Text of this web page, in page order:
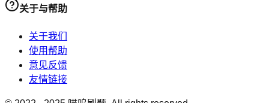
关于与帮助
关于我们
使用帮助
意见反馈
友情链接